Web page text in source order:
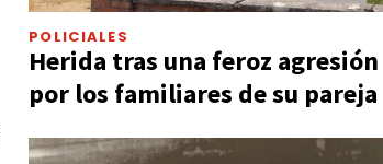
POLICIALES
Herida tras una feroz agresión
por los familiares de su pareja